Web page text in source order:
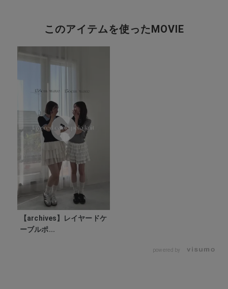
このアイテムを使ったMOVIE
【archives】レイヤードケ
ーブルポ...
powered by